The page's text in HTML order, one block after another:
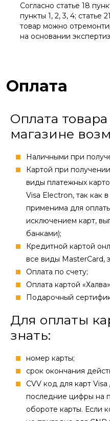
Согласно статье 18
пункты 1, 2, 3, 4; статье
товар можно
на основании
Оплата
Оплата
магазине
Наличными при
Картой при
виды платежных
Visa Electron, так как
применима для
исключением карт,
банками);
Кредитной картой
все виды MasterCard,
Оплата по счету;
Оплата картой
Подарочный
Для оплаты
знать:
номер карты;
cрок окончания
CVV код для карт
последние цифры на
обороте карты. Если